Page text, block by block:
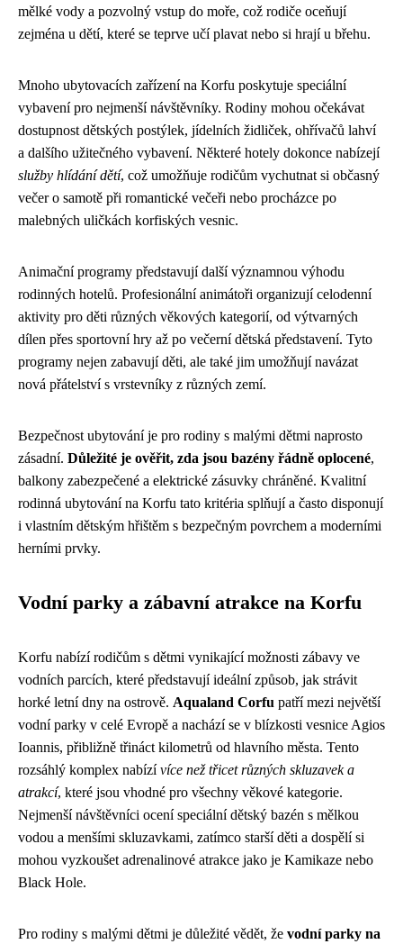
mělké vody a pozvolný vstup do moře, což rodiče oceňují
zejména u dětí, které se teprve učí plavat nebo si hrají u břehu.
Mnoho ubytovacích zařízení na Korfu poskytuje speciální
vybavení pro nejmenší návštěvníky. Rodiny mohou očekávat
dostupnost dětských postýlek, jídelních židliček, ohřívačů lahví
a dalšího užitečného vybavení. Některé hotely dokonce nabízejí
služby hlídání dětí, což umožňuje rodičům vychutnat si občasný
večer o samotě při romantické večeři nebo procházce po
malebných uličkách korfiských vesnic.
Animační programy představují další významnou výhodu
rodinných hotelů. Profesionální animátoři organizují celodenní
aktivity pro děti různých věkových kategorií, od výtvarných
dílen přes sportovní hry až po večerní dětská představení. Tyto
programy nejen zabavují děti, ale také jim umožňují navázat
nová přátelství s vrstevníky z různých zemí.
Bezpečnost ubytování je pro rodiny s malými dětmi naprosto
zásadní. Důležité je ověřit, zda jsou bazény řádně oplocené,
balkony zabezpečené a elektrické zásuvky chráněné. Kvalitní
rodinná ubytování na Korfu tato kritéria splňují a často disponují
i vlastním dětským hřištěm s bezpečným povrchem a moderními
herními prvky.
Vodní parky a zábavní atrakce na Korfu
Korfu nabízí rodičům s dětmi vynikající možnosti zábavy ve
vodních parcích, které představují ideální způsob, jak strávit
horké letní dny na ostrově. Aqualand Corfu patří mezi největší
vodní parky v celé Evropě a nachází se v blízkosti vesnice Agios
Ioannis, přibližně třináct kilometrů od hlavního města. Tento
rozsáhlý komplex nabízívíce než třicet různých skluzavek a
atrakcí, které jsou vhodné pro všechny věkové kategorie.
Nejmenší návštěvníci ocení speciální dětský bazén s mělkou
vodou a menšími skluzavkami, zatímco starší děti a dospělí si
mohou vyzkoušet adrenalinové atrakce jako je Kamikaze nebo
Black Hole.
Pro rodiny s malými dětmi je důležité vědět, že vodní parky na